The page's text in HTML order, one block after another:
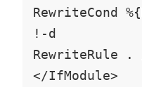
RewriteCond
!-d
RewriteRule
</IfModule>